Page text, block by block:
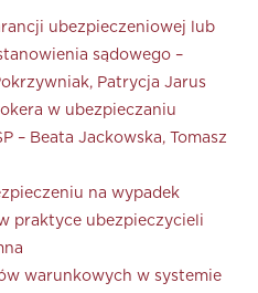
ubezpieczeniowej lub
sądowego –
Patrycja Jarus
w ubezpieczaniu
– Beata Jackowska, Tomasz
na wypadek
praktyce ubezpieczycieli
warunkowych w systemie